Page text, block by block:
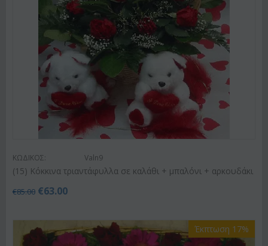
ΚΩΔΙΚΟΣ: Valn9
(15) Κόκκινα τριαντάφυλλα σε καλάθι + μπαλόνι + αρκουδάκι
€85.00 €63.00
Έκπτωση 17%